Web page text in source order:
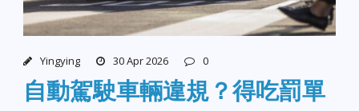
Yingying 30 Apr 2026 0
自動駕駛車輛違規？得吃罰單